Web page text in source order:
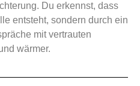
Du erkennst, dass
entsteht, sondern durch ein
mit vertrauten
wärmer.